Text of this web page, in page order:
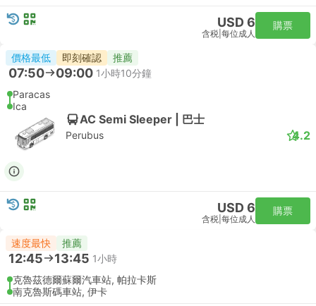
USD 6
含税 每位成人
購票
價格最低 即刻確認 推薦
07:50 09:00 1小時10分鐘
Paracas
Ica
AC Semi Sleeper | 巴士
Perubus 4.2
USD 6
含税 每位成人
購票
速度最快 推薦
12:45 13:45 1小時
克魯茲德爾蘇爾汽車站, 帕拉卡斯
南克魯斯碼車站, 伊卡